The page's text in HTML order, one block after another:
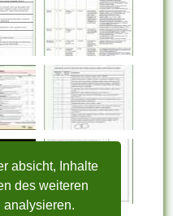
absicht, Inhalte
des weiteren
analysieren.